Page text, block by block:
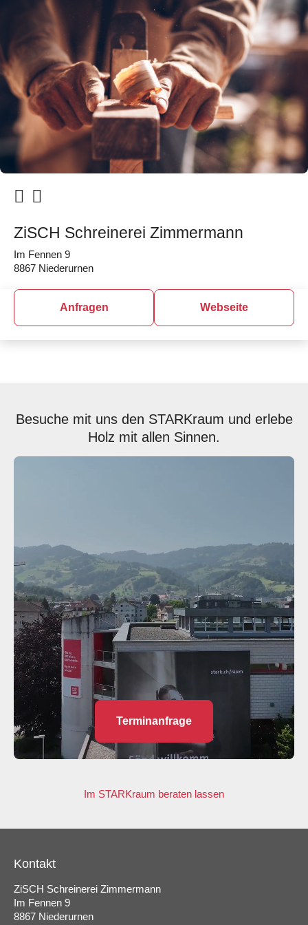
ZiSCH Schreinerei Zimmermann
Im Fennen 9
8867 Niederurnen
Anfragen Webseite
Besuche mit uns den STARKraum und erlebe
Holz mit allen Sinnen.
Terminanfrage
Im STARKraum beraten lassen
Kontakt
ZiSCH Schreinerei Zimmermann
Im Fennen 9
8867 Niederurnen